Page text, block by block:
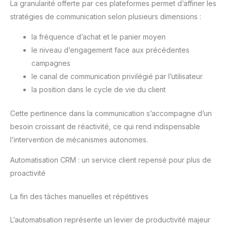
questions, n'hésitez pas à
nous contacter!
du quotidien.Par exemple : la course à pied, le fitness, le
travail, les voyages, le shopping et d'autres activités
La granularité offerte par ces plateformes permet d’affiner les
stratégies de communication selon plusieurs dimensions :
la fréquence d’achat et le panier moyen
le niveau d’engagement face aux précédentes
campagnes
le canal de communication privilégié par l’utilisateur
la position dans le cycle de vie du client
Cette pertinence dans la communication s’accompagne d’un
besoin croissant de réactivité, ce qui rend indispensable
l’intervention de mécanismes autonomes.
Automatisation CRM : un service client repensé pour plus de
proactivité
La fin des tâches manuelles et répétitives
L’automatisation représente un levier de productivité majeur